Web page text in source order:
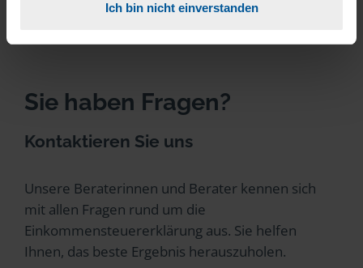
Ich bin nicht einverstanden
Sie haben Fragen?
Kontaktieren Sie uns
Unsere Beraterinnen und Berater kennen sich
mit allen Fragen rund um die
Einkommensteuererklärung aus. Sie helfen
Ihnen, das beste Ergebnis herauszuholen.